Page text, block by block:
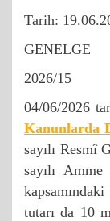
Tarih:
GENELGE
2026/15
04/06/2026
Kanunlarda
sayılı Resmî
sayılı
tutarı da 10